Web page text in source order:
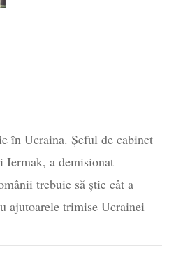
în Ucraina. Șeful de cabinet
a demisionat
trebuie să știe cât a
ajutoarele trimise Ucrainei